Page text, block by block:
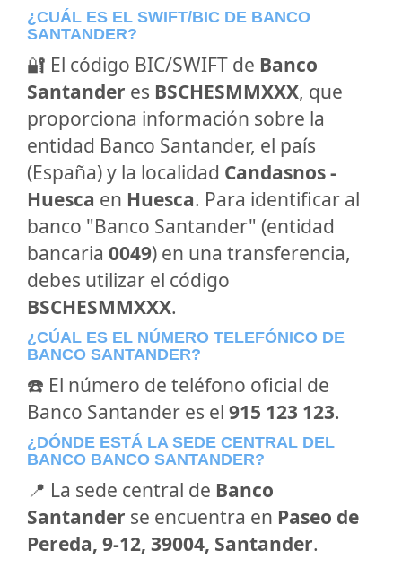
¿CUÁL ES EL SWIFT/BIC DE BANCO
SANTANDER?
🔐 El código BIC/SWIFT de Banco
Santander es BSCHESMMXXX, que
proporciona información sobre la
entidad Banco Santander, el país
(España) y la localidad Candasnos -
Huesca en Huesca. Para identificar al
banco "Banco Santander" (entidad
bancaria 0049) en una transferencia,
debes utilizar el código
BSCHESMMXXX.
¿CÚAL ES EL NÚMERO TELEFÓNICO DE
BANCO SANTANDER?
☎️ El número de teléfono oficial de
Banco Santander es el 915 123 123.
¿DÓNDE ESTÁ LA SEDE CENTRAL DEL
BANCO BANCO SANTANDER?
📍 La sede central de Banco
Santander se encuentra en Paseo de
Pereda, 9-12, 39004, Santander.